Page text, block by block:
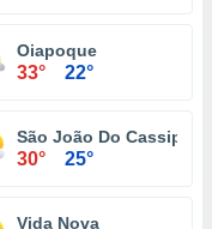
Oiapoque
33° 22°
São João Do Cassipore
30° 25°
Vida Nova